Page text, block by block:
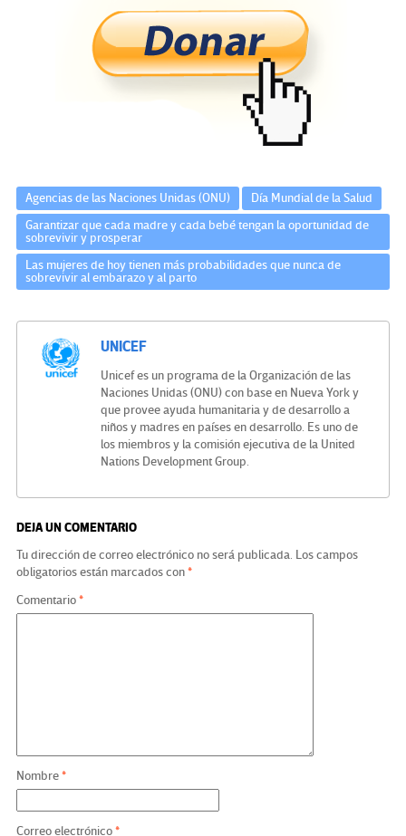
tt
er
gr
a
m
ke
dI
n
ail m
p
ar
tir
Agencias de las Naciones Unidas (ONU)
Día Mundial de la Salud
Garantizar que cada madre y cada bebé tengan la oportunidad de
sobrevivir y prosperar
Las mujeres de hoy tienen más probabilidades que nunca de
sobrevivir al embarazo y al parto
UNICEF
Unicef es un programa de la Organización de las
Naciones Unidas (ONU) con base en Nueva York y
que provee ayuda humanitaria y de desarrollo a
niños y madres en países en desarrollo. Es uno de
los miembros y la comisión ejecutiva de la United
Nations Development Group.
DEJA UN COMENTARIO
Tu dirección de correo electrónico no será publicada. Los campos
obligatorios están marcados con*
Comentario*
Nombre*
Correo electrónico*